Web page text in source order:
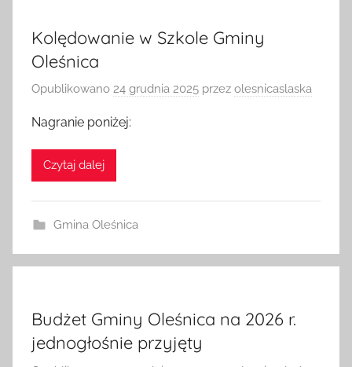
Kolędowanie w Szkole Gminy
Oleśnica
Opublikowano 24 grudnia 2025 przez olesnicaslaska
Nagranie poniżej:
Czytaj dalej
Gmina Oleśnica
Budżet Gminy Oleśnica na 2026 r.
jednogłośnie przyjęty